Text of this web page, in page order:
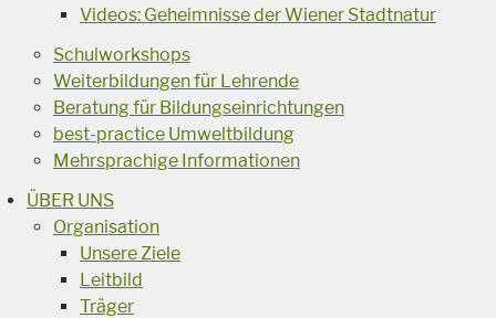
Videos: Geheimnisse der Wiener Stadtnatur
Schulworkshops
Weiterbildungen für Lehrende
Beratung für Bildungseinrichtungen
best-practice Umweltbildung
Mehrsprachige Informationen
ÜBER UNS
Organisation
Unsere Ziele
Leitbild
Träger